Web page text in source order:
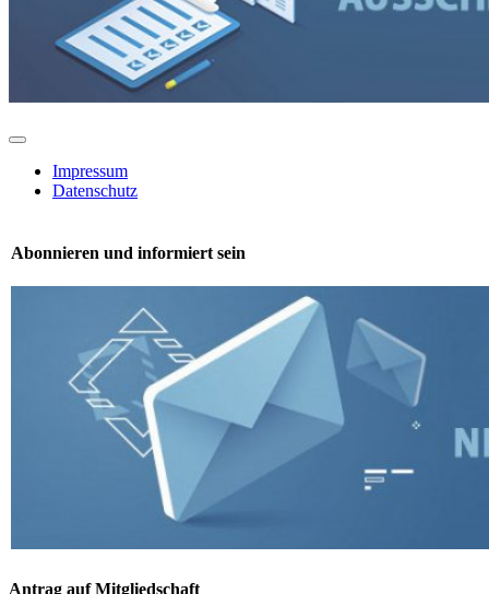
Toggle
NavigationImpressum
Datenschutz
Abonnieren und informiert sein
Antrag auf Mitgliedschaft